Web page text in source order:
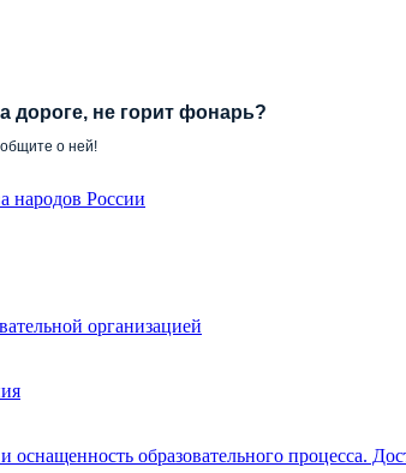
дороге, не горит фонарь?
о ней!
организацией
оснащенность образовательного процесса.